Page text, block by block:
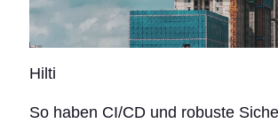
Hilti
So haben CI/CD und robuste